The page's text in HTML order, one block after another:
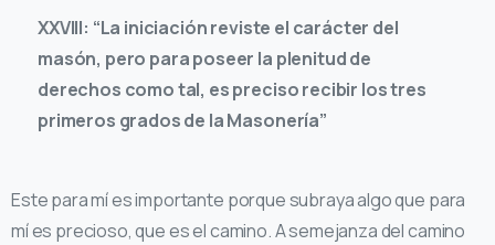
XXVIII: “La iniciación reviste el carácter del
masón, pero para poseer la plenitud de
derechos como tal, es preciso recibir los tres
primeros grados de la Masonería”
Este para mí es importante porque subraya algo que para
mí es precioso, que es el camino. A semejanza del camino